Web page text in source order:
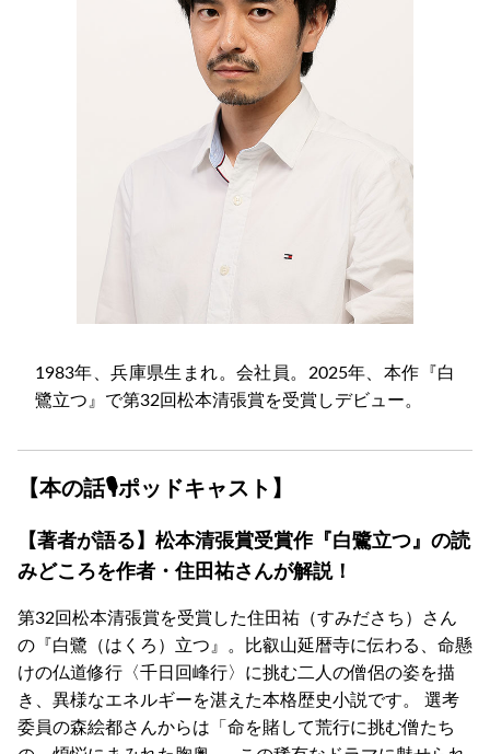
1983年、兵庫県生まれ。会社員。2025年、本作『白
鷺立つ』で第32回松本清張賞を受賞しデビュー。
【本の話🎙ポッドキャスト】
【著者が語る】松本清張賞受賞作『白鷺立つ』の読
みどころを作者・住田祐さんが解説！
第32回松本清張賞を受賞した住田祐（すみださち）さん
の『白鷺（はくろ）立つ』。比叡山延暦寺に伝わる、命懸
けの仏道修行〈千日回峰行〉に挑む二人の僧侶の姿を描
き、異様なエネルギーを湛えた本格歴史小説です。 選考
委員の森絵都さんからは「命を賭して荒行に挑む僧たち